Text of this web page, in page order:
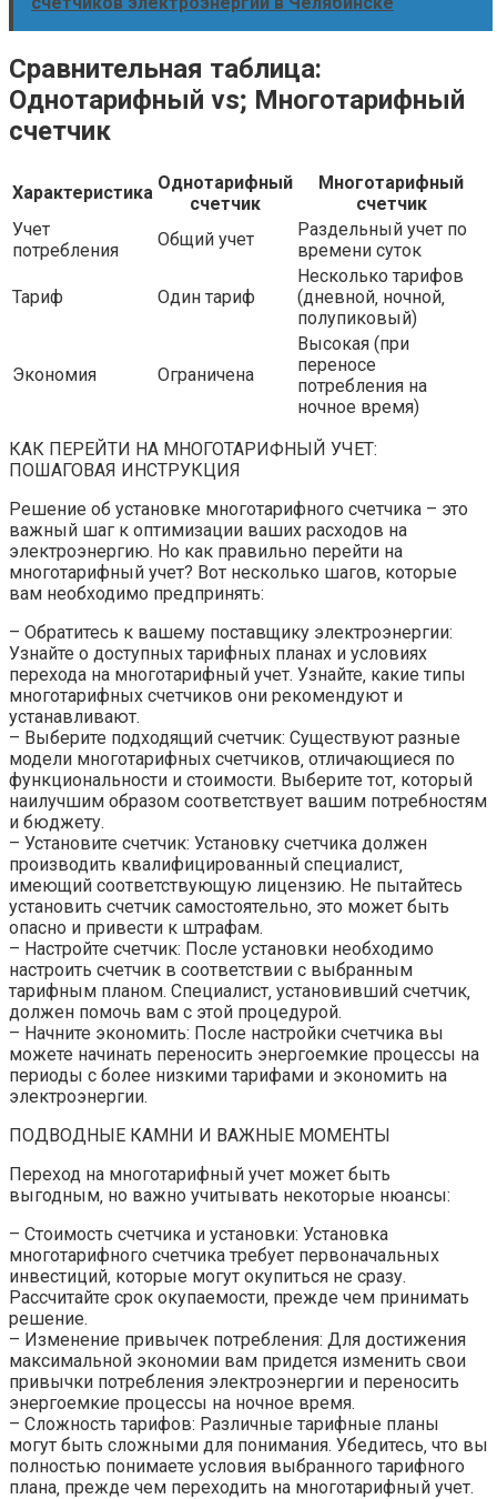
Сравнительная таблица:
Однотарифный vs; Многотарифный
счетчик
Характеристика Однотарифный
счетчик
Многотарифный
счетчик
Учет
потребления
Общий учет
Раздельный учет по
времени суток
Тариф Один тариф
Несколько тарифов
(дневной‚ ночной‚
полупиковый)
Экономия Ограничена
Высокая (при
переносе
потребления на
ночное время)
КАК ПЕРЕЙТИ НА МНОГОТАРИФНЫЙ УЧЕТ:
ПОШАГОВАЯ ИНСТРУКЦИЯ
Решение об установке многотарифного счетчика – это
важный шаг к оптимизации ваших расходов на
электроэнергию. Но как правильно перейти на
многотарифный учет? Вот несколько шагов‚ которые
вам необходимо предпринять:
– Обратитесь к вашему поставщику электроэнергии:
Узнайте о доступных тарифных планах и условиях
перехода на многотарифный учет. Узнайте‚ какие типы
многотарифных счетчиков они рекомендуют и
устанавливают.
– Выберите подходящий счетчик: Существуют разные
модели многотарифных счетчиков‚ отличающиеся по
функциональности и стоимости. Выберите тот‚ который
наилучшим образом соответствует вашим потребностям
и бюджету.
– Установите счетчик: Установку счетчика должен
производить квалифицированный специалист‚
имеющий соответствующую лицензию. Не пытайтесь
установить счетчик самостоятельно‚ это может быть
опасно и привести к штрафам.
– Настройте счетчик: После установки необходимо
настроить счетчик в соответствии с выбранным
тарифным планом. Специалист‚ установивший счетчик‚
должен помочь вам с этой процедурой.
– Начните экономить: После настройки счетчика вы
можете начинать переносить энергоемкие процессы на
периоды с более низкими тарифами и экономить на
электроэнергии.
ПОДВОДНЫЕ КАМНИ И ВАЖНЫЕ МОМЕНТЫ
Переход на многотарифный учет может быть
выгодным‚ но важно учитывать некоторые нюансы:
– Стоимость счетчика и установки: Установка
многотарифного счетчика требует первоначальных
инвестиций‚ которые могут окупиться не сразу.
Рассчитайте срок окупаемости‚ прежде чем принимать
решение.
– Изменение привычек потребления: Для достижения
максимальной экономии вам придется изменить свои
привычки потребления электроэнергии и переносить
энергоемкие процессы на ночное время.
– Сложность тарифов: Различные тарифные планы
могут быть сложными для понимания. Убедитесь‚ что вы
полностью понимаете условия выбранного тарифного
плана‚ прежде чем переходить на многотарифный учет.